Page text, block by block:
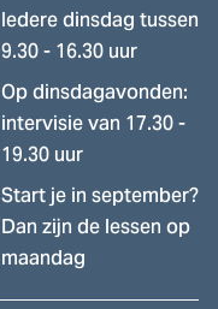
Iedere dinsdag tussen
9.30 - 16.30 uur
Op dinsdagavonden:
intervisie van 17.30 -
19.30 uur
Start je in september?
Dan zijn de lessen op
maandag